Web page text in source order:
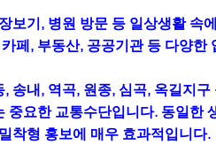
보기, 병원 방문 등 일상생활
페, 부동산, 공공기관 등 다양
송내, 역곡, 원종, 심곡, 옥길지
중요한 교통수단입니다. 동일한
착형 홍보에 매우 효과적입니다.